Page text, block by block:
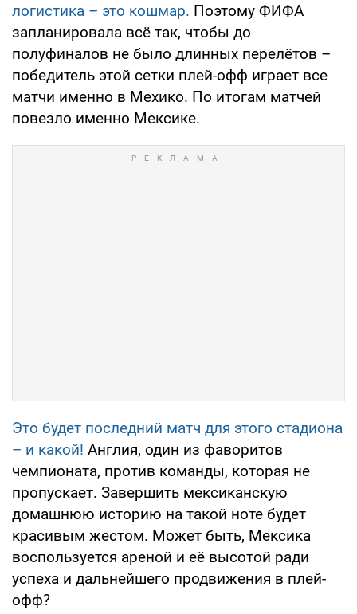
логистика – это кошмар. Поэтому ФИФА
запланировала всё так, чтобы до
полуфиналов не было длинных перелётов –
победитель этой сетки плей-офф играет все
матчи именно в Мехико. По итогам матчей
повезло именно Мексике.
Это будет последний матч для этого стадиона
– и какой! Англия, один из фаворитов
чемпионата, против команды, которая не
пропускает. Завершить мексиканскую
домашнюю историю на такой ноте будет
красивым жестом. Может быть, Мексика
воспользуется ареной и её высотой ради
успеха и дальнейшего продвижения в плей-
офф?